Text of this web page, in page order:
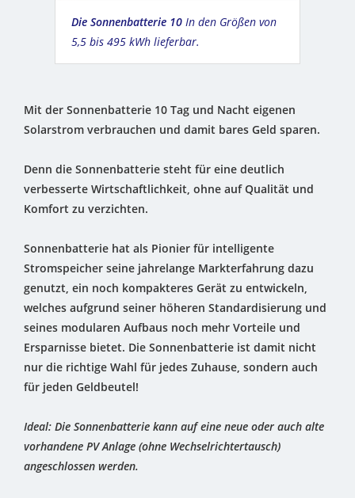
Die Sonnenbatterie 10In den Größen von
5,5 bis 495 kWh lieferbar.
Mit der Sonnenbatterie 10 Tag und Nacht eigenen
Solarstrom verbrauchen und damit bares Geld sparen.
Denn die Sonnenbatterie steht für eine deutlich
verbesserte Wirtschaftlichkeit, ohne auf Qualität und
Komfort zu verzichten.
Sonnenbatterie hat als Pionier für intelligente
Stromspeicher seine jahrelange Markterfahrung dazu
genutzt, ein noch kompakteres Gerät zu entwickeln,
welches aufgrund seiner höheren Standardisierung und
seines modularen Aufbaus noch mehr Vorteile und
Ersparnisse bietet. Die Sonnenbatterie ist damit nicht
nur die richtige Wahl für jedes Zuhause, sondern auch
für jeden Geldbeutel!
Ideal: Die Sonnenbatterie kann auf eine neue oder auch alte
vorhandene PV Anlage (ohne Wechselrichtertausch)
angeschlossen werden.